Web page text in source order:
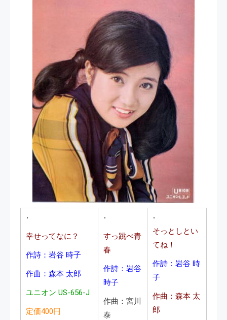
幸せってなに？
作詩：岩谷 時子
作曲：森本 太郎
ユニオン US-656-J
定価400円
すっ跳べ青
春
作詩：岩谷
時子
作曲：宮川
泰
そっとしとい
てね！
作詩：岩谷 時
子
作曲：森本 太
郎